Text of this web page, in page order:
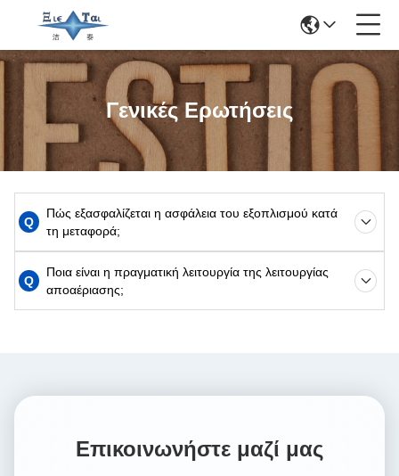
Γενικές Ερωτήσεις
Q
Πώς εξασφαλίζεται η ασφάλεια του εξοπλισμού κατά
τη μεταφορά;
Q
Ποια είναι η πραγματική λειτουργία της λειτουργίας
αποαέριασης;
Επικοινωνήστε μαζί μας